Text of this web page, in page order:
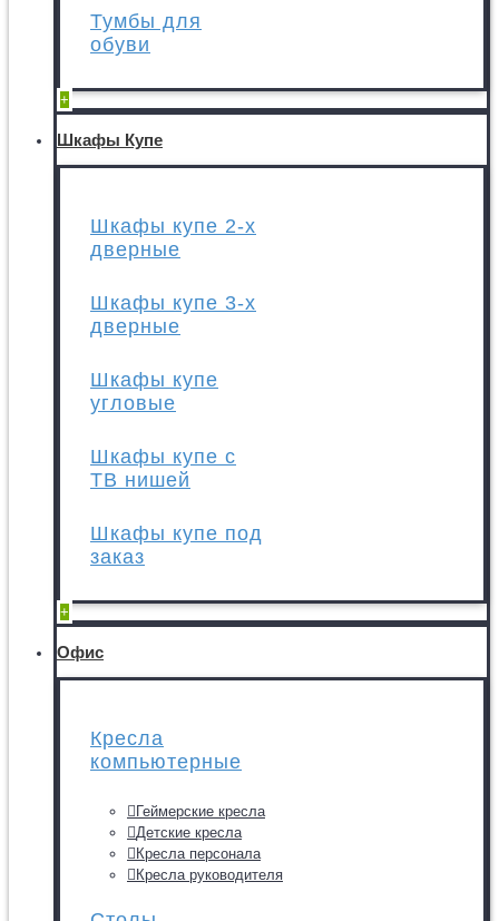
Тумбы для
обуви
+
Шкафы Купе
Шкафы купе 2-х
дверные
Шкафы купе 3-х
дверные
Шкафы купе
угловые
Шкафы купе с
ТВ нишей
Шкафы купе под
заказ
+
Офис
Кресла
компьютерные
Геймерские кресла
Детские кресла
Кресла персонала
Кресла руководителя